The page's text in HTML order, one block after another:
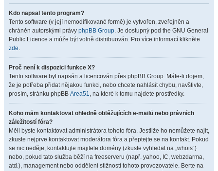
Kdo napsal tento program?
Tento software (v její nemodifikované formě) je vytvořen, zveřejněn a
chráněn autorskými právy phpBB Group. Je dostupný pod the GNU General
Public Licence a může být volně distribuován. Pro více informací klikněte
zde.
Proč není k dispozici funkce X?
Tento software byl napsán a licencován přes phpBB Group. Máte-li dojem,
že je potřeba přidat nějakou funkci, nebo chcete nahlásit chybu, navštivte,
prosím, stránku phpBB Area51, na které k tomu najdete prostředky.
Koho mám kontaktovat ohledně obtěžujících e-mailů nebo právních
záležitostí fóra?
Měli byste kontaktovat administrátora tohoto fóra. Jestliže ho nemůžete najít,
zkuste nejprve kontaktovat moderátora fóra a přeptejte se na kontakt. Pokud
se nic neděje, kontaktujte majitele domény (zkuste vyhledat na „whois“)
nebo, pokud tato služba běží na freeserveru (např. yahoo, IC, webzdarma,
atd.), management nebo oddělení stížností tohoto provozovatele. Berte na